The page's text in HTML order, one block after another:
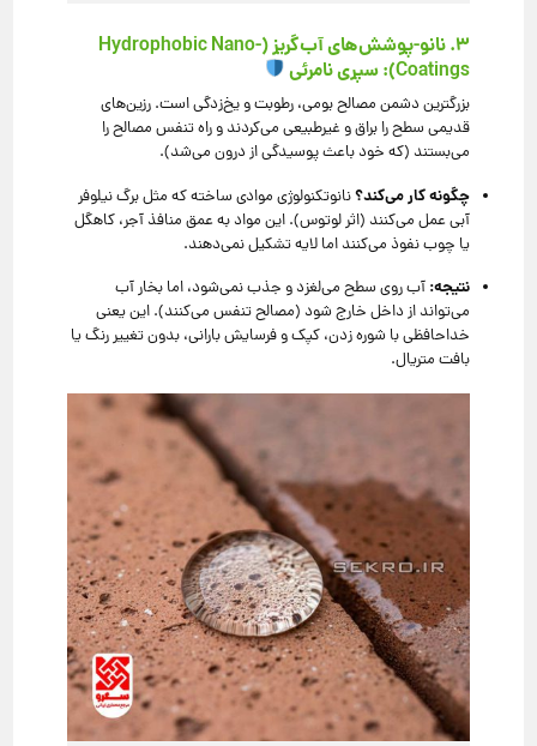
۳. نانو-پوشش‌های آب‌گریز (Hydrophobic Nano-
Coatings): سپری نامرئی
بزرگترین دشمن مصالح بومی، رطوبت و یخ‌زدگی است. رزین‌های
قدیمی سطح را براق و غیرطبیعی می‌کردند و راه تنفس مصالح را
می‌بستند (که خود باعث پوسیدگی از درون می‌شد).
چگونه کار می‌کند؟نانوتکنولوژی موادی ساخته که مثل برگ نیلوفر
آبی عمل می‌کنند (اثر لوتوس). این مواد به عمق منافذ آجر، کاهگل
یا چوب نفوذ می‌کنند اما لایه تشکیل نمی‌دهند.
نتیجه: آب روی سطح می‌لغزد و جذب نمی‌شود، اما بخار آب
می‌تواند از داخل خارج شود (مصالح تنفس می‌کنند). این یعنی
خداحافظی با شوره زدن، کپک و فرسایش بارانی، بدون تغییر رنگ یا
بافت متریال.